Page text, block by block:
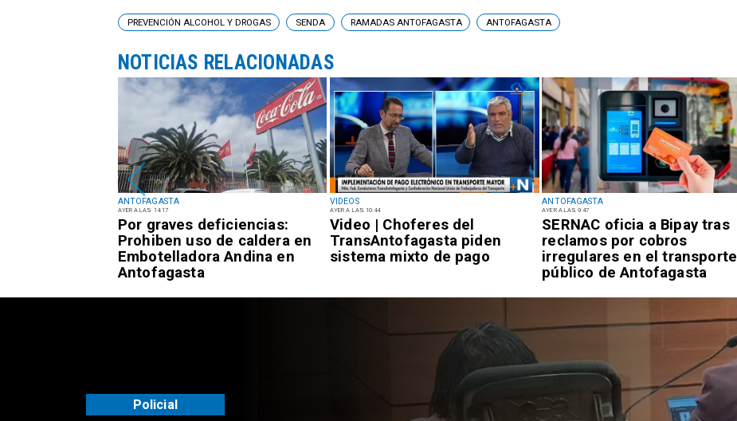
ANTOFAGASTA
AYER A LAS 14:17
Por graves deficiencias:
Prohiben uso de caldera en
Embotelladora Andina en
Antofagasta
VIDEOS
AYER A LAS 10:44
Video | Choferes del
TransAntofagasta piden
sistema mixto de pago
ANTOFAGASTA
AYER A LAS 9:47
SERNAC oficia a Bipay tras
reclamos por cobros
irregulares en el transporte
público de Antofagasta
PREVENCIÓN ALCOHOL Y DROGAS SENDA RAMADAS ANTOFAGASTA ANTOFAGASTA
NOTICIAS RELACIONADAS
Policial